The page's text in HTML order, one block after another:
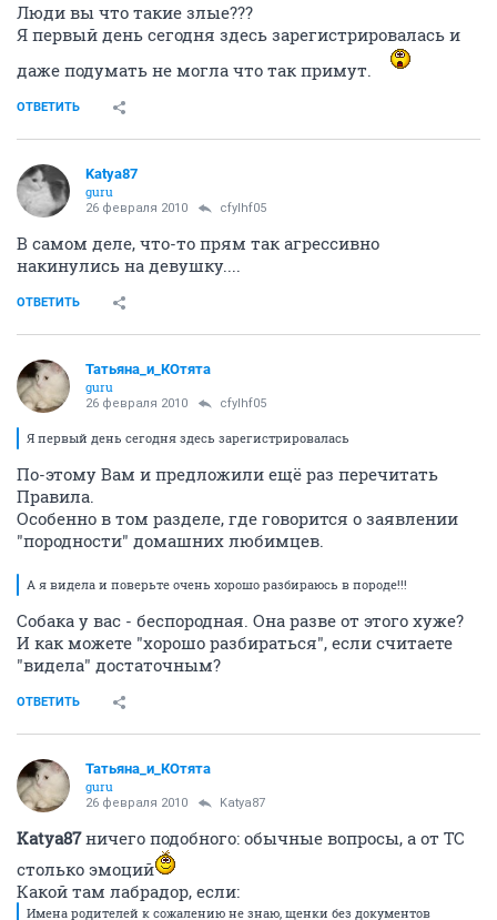
Люди вы что такие злые???
Я первый день сегодня здесь зарегистрировалась и
даже подумать не могла что так примут.
ОТВЕТИТЬ
Katya87
guru
26 февраля 2010 cfylhf05
В самом деле, что-то прям так агрессивно
накинулись на девушку....
ОТВЕТИТЬ
Татьяна_и_КОтята
guru
26 февраля 2010 cfylhf05
Я первый день сегодня здесь зарегистрировалась
По-этому Вам и предложили ещё раз перечитать
Правила.
Особенно в том разделе, где говорится о заявлении
"породности" домашних любимцев.
А я видела и поверьте очень хорошо разбираюсь в породе!!!
Собака у вас - беспородная. Она разве от этого хуже?
И как можете "хорошо разбираться", если считаете
"видела" достаточным?
ОТВЕТИТЬ
Татьяна_и_КОтята
guru
26 февраля 2010 Katya87
Katya87ничего подобного: обычные вопросы, а от ТС
столько эмоций
Какой там лабрадор, если:
Имена родителей к сожалению не знаю, щенки без документов